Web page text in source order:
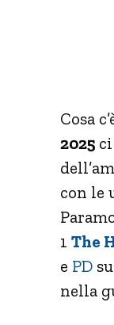
Cosa
2025
con le
1 The
e PD
nella